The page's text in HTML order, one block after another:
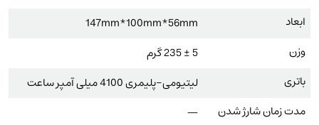
ابعاد
147mm*100mm*56mm
وزن
5 ± 235 گرم
باتری
لیتیومی-پلیمری 4100 میلی آمپر ساعت
مدت زمان شارژ شدن
—